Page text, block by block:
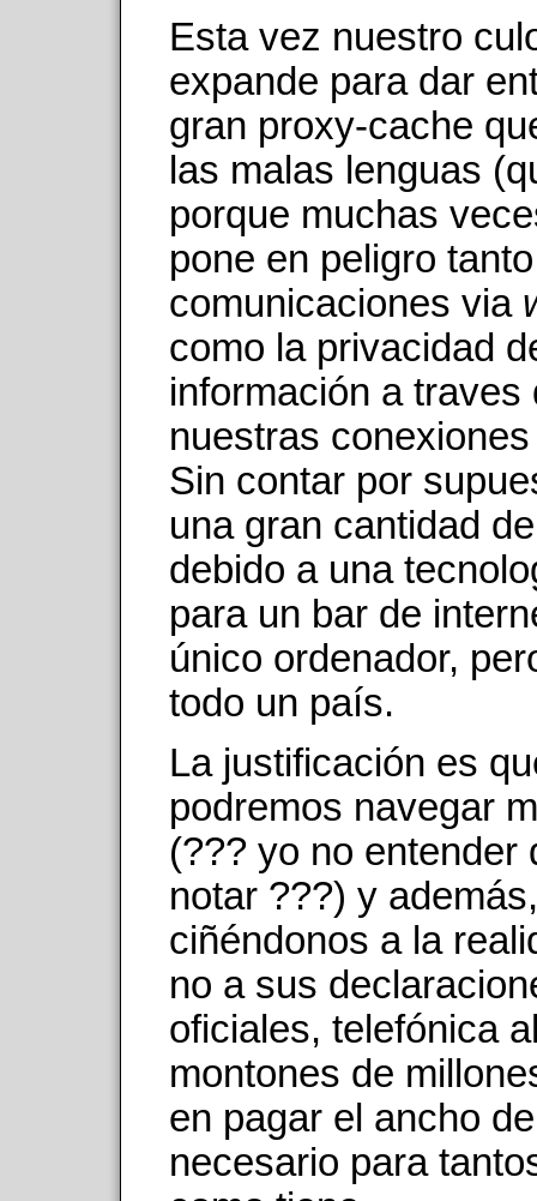
Esta vez nuestro
expande para dar
gran proxy-cache
las malas lenguas
porque muchas
pone en peligro
comunicaciones via
como la privacidad
información a traves
nuestras
Sin contar por
una gran cantidad
debido a una
para un bar de
único ordenador,
todo un país.
La justificación es
podremos navegar
(??? yo no entender
notar ???) y además,
ciñéndonos a la
no a sus
oficiales, telefónica
montones de
en pagar el ancho
necesario para